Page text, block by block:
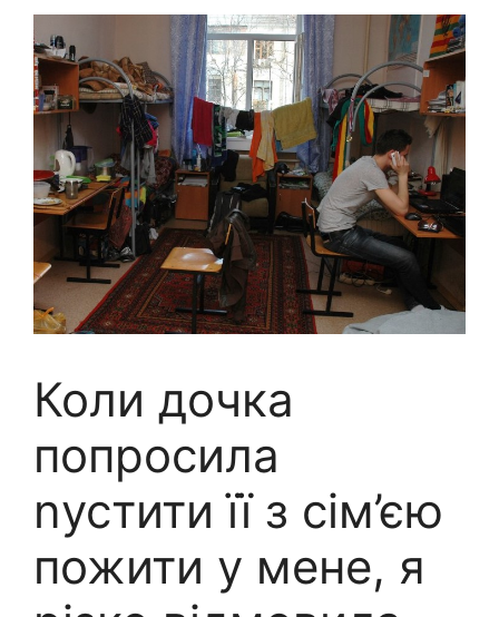
Коли дочка
попросила
nустити її з сім’єю
пожити у мене, я